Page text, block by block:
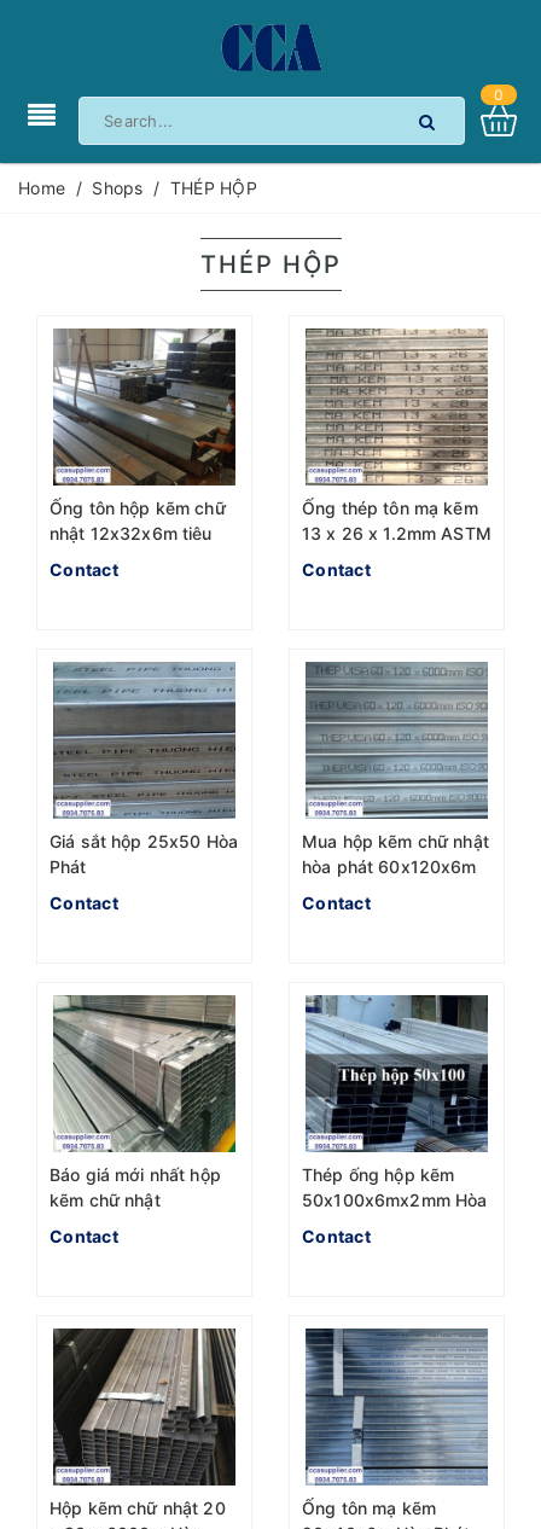
0
Home / Shops / THÉP HỘP
THÉP HỘP
Ống tôn hộp kẽm chữ
nhật 12x32x6m tiêu
chuẩn ASTM A500
Contact
Ống thép tôn mạ kẽm
13 x 26 x 1.2mm ASTM
A500 nhà máy Hòa
Phát
Contact
Giá sắt hộp 25x50 Hòa
Phát
Contact
Mua hộp kẽm chữ nhật
hòa phát 60x120x6m
ở đâu giá tốt nhất
Contact
Báo giá mới nhất hộp
kẽm chữ nhật
40x80x6m nhà máy
Hòa phát
Contact
Thép ống hộp kẽm
50x100x6mx2mm Hòa
Phát
Contact
Hộp kẽm chữ nhật 20
Ống tôn mạ kẽm